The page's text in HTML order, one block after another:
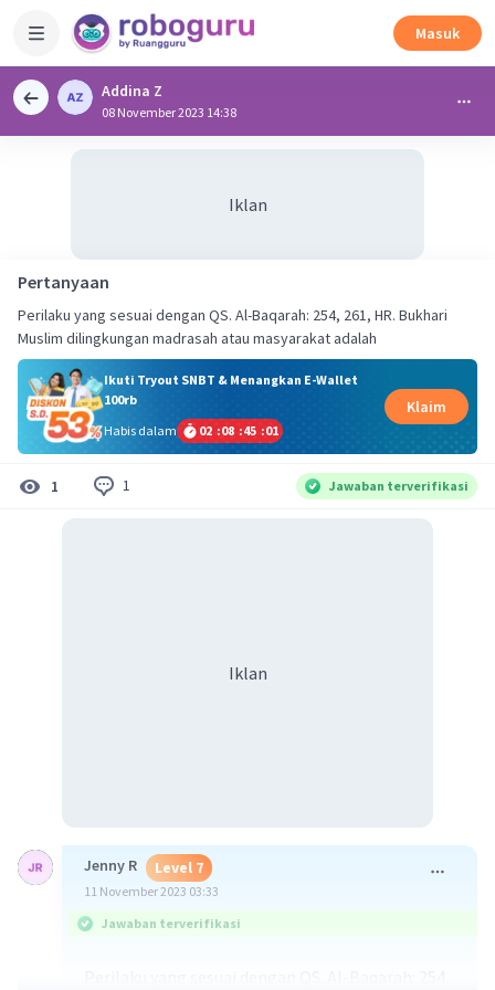
Masuk
Addina Z
08 November 2023 14:38
Iklan
Pertanyaan
Perilaku yang sesuai dengan QS. Al-Baqarah: 254, 261, HR. Bukhari
Muslim dilingkungan madrasah atau masyarakat adalah
Ikuti Tryout SNBT & Menangkan E-Wallet
100rb
Habis dalam
02 :08 :45 :00
Klaim
1 1 Jawaban terverifikasi
Iklan
Jenny R Level 7
11 November 2023 03:33
Jawaban terverifikasi